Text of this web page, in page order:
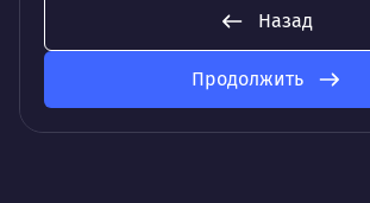
Назад
Продолжить